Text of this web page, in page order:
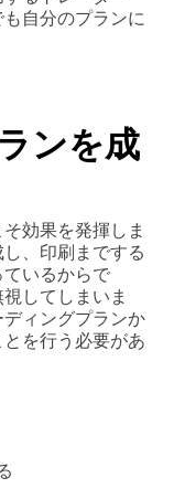
自分のプランに
ンを成
効果を発揮しま
、印刷までする
いるからで
してしまいま
ィングプランか
を行う必要があ